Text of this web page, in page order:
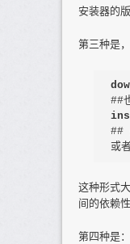
安装器的版
第三种是
##
或
这种形式
间的依赖性
第四种是